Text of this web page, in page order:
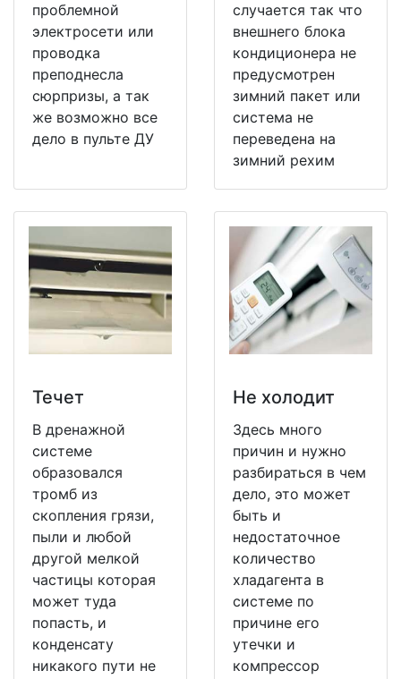
проблемной
электросети или
проводка
преподнесла
сюрпризы, а так
же возможно все
дело в пульте ДУ
случается так что
внешнего блока
кондиционера не
предусмотрен
зимний пакет или
система не
переведена на
зимний рехим
Течет
В дренажной
системе
образовался
тромб из
скопления грязи,
пыли и любой
другой мелкой
частицы которая
может туда
попасть, и
конденсату
никакого пути не
Не холодит
Здесь много
причин и нужно
разбираться в чем
дело, это может
быть и
недостаточное
количество
хладагента в
системе по
причине его
утечки и
компрессор